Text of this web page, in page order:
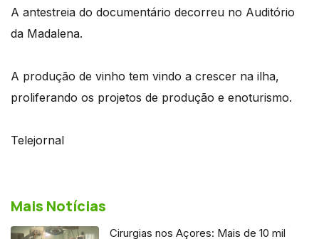
A antestreia do documentário decorreu no Auditório
da Madalena.
A produção de vinho tem vindo a crescer na ilha,
proliferando os projetos de produção e enoturismo.
Telejornal
Mais Notícias
Cirurgias nos Açores: Mais de 10 mil